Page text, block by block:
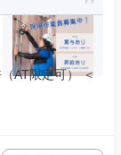
AT限定可） ＜